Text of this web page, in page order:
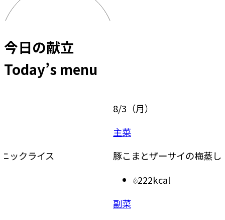
今日の献立
Today’s menu
豚こまとザーサイの梅蒸し豆腐
ドラ